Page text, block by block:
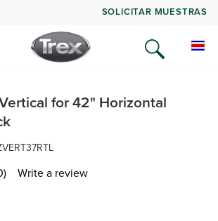
SOLICITAR MUESTRAS
for 42" Horizontal
Write a review